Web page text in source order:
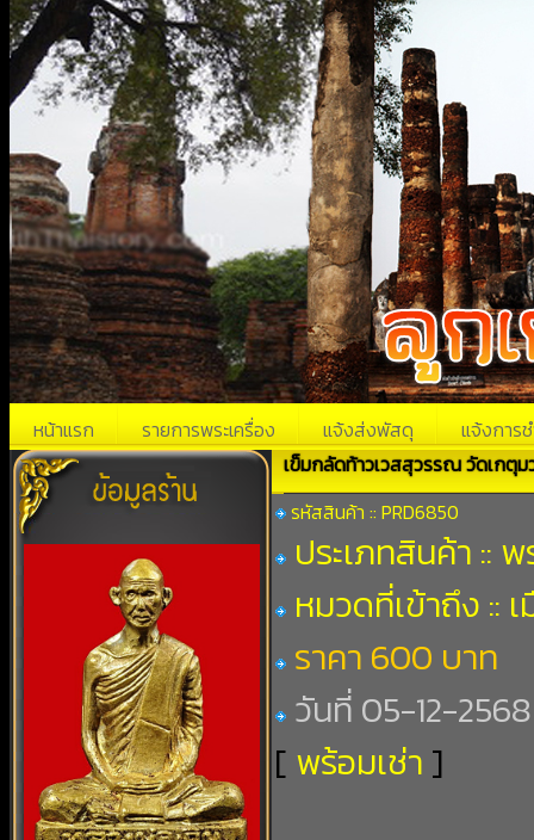
หน้าแรก รายการพระเครื่อง แจ้งส่งพัสดุ แจ้งการช
เข็มกลัดท้าวเวสสุวรรณ วัดเกตุ
รหัสสินค้า :: PRD6850
ประเภทสินค้า ::
หมวดที่เข้าถึง ::
ราคา 600 บาท
วันที่ 05-12-
[ พร้อมเช่า ]